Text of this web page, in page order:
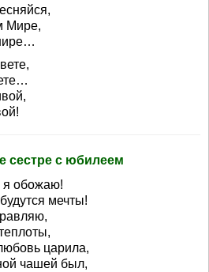
Мире,
сестре с юбилеем
я обожаю!
мечты!
царила,
чашей был,